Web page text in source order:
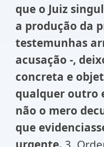
que o Juiz
a produção da
testemunhas
acusação -,
concreta e
qualquer outro
não o mero
que